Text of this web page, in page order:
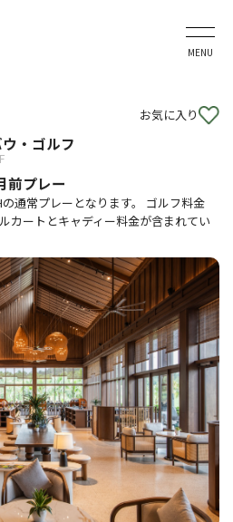
MENU
お気に入り
・ゴルフ
前プレー
通常プレーとなります。 ゴルフ料金
カートとキャディー料金が含まれてい